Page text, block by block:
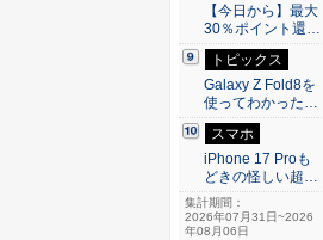
【今日から】最大
30％ポイント還…
トピックス
Galaxy Z Fold8を
使ってわかった…
スマホ
iPhone 17 Proも
どきの怪しい超…
集計期間：
2026年07月31日~2026
年08月06日